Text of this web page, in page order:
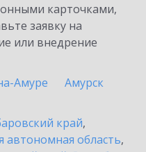
карточками,
заявку на
или внедрение
Амуре
Амурск
край,
автономная область,